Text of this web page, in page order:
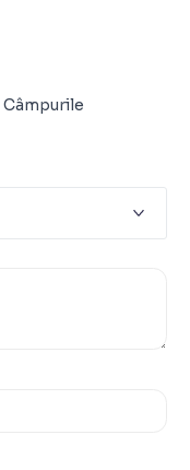
Câmpurile